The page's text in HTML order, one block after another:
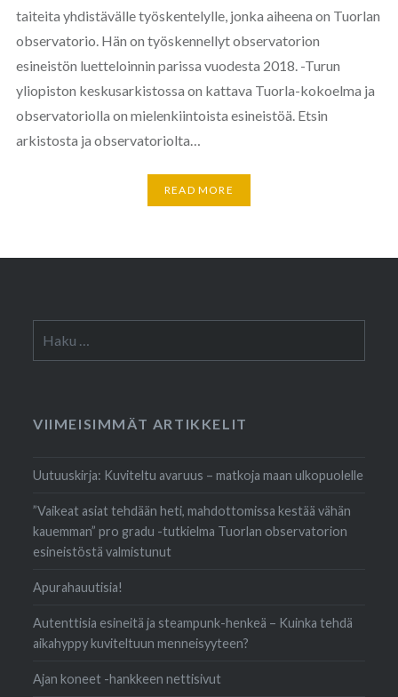
taiteita yhdistävälle työskentelylle, jonka aiheena on Tuorlan
observatorio. Hän on työskennellyt observatorion
esineistön luetteloinnin parissa vuodesta 2018. -Turun
yliopiston keskusarkistossa on kattava Tuorla-kokoelma ja
observatoriolla on mielenkiintoista esineistöä. Etsin
arkistosta ja observatoriolta…
READ MORE
VIIMEISIMMÄT ARTIKKELIT
Uutuuskirja: Kuviteltu avaruus – matkoja maan ulkopuolelle
”Vaikeat asiat tehdään heti, mahdottomissa kestää vähän
kauemman” pro gradu -tutkielma Tuorlan observatorion
esineistöstä valmistunut
Apurahauutisia!
Autenttisia esineitä ja steampunk-henkeä – Kuinka tehdä
aikahyppy kuviteltuun menneisyyteen?
Ajan koneet -hankkeen nettisivut